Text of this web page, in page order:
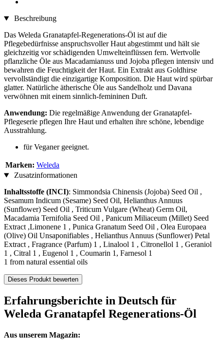
Beschreibung
Das Weleda Granatapfel-Regenerations-Öl ist auf die
Pflegebedürfnisse anspruchsvoller Haut abgestimmt und hält sie
gleichzeitig vor schädigenden Umwelteinflüssen fern. Wertvolle
pflanzliche Öle aus Macadamianuss und Jojoba pflegen intensiv und
bewahren die Feuchtigkeit der Haut. Ein Extrakt aus Goldhirse
vervollständigt die einzigartige Komposition. Die Haut wird spürbar
glatter. Natürliche ätherische Öle aus Sandelholz und Davana
verwöhnen mit einem sinnlich-femininen Duft.
Anwendung: Die regelmäßige Anwendung der Granatapfel-
Pflegeserie pflegen Ihre Haut und erhalten ihre schöne, lebendige
Ausstrahlung.
für Veganer geeignet.
Marken: Weleda
Zusatzinformationen
Inhaltsstoffe (INCI): Simmondsia Chinensis (Jojoba) Seed Oil ,
Sesamum Indicum (Sesame) Seed Oil, Helianthus Annuus
(Sunflower) Seed Oil , Triticum Vulgare (Wheat) Germ Oil,
Macadamia Ternifolia Seed Oil , Panicum Miliaceum (Millet) Seed
Extract ,Limonene 1 , Punica Granatum Seed Oil , Olea Europaea
(Olive) Oil Unsaponifiables , Helianthus Annuus (Sunflower) Petal
Extract , Fragrance (Parfum) 1 , Linalool 1 , Citronellol 1 , Geraniol
1 , Citral 1 , Eugenol 1 , Coumarin 1, Farnesol 1
1 from natural essential oils
Dieses Produkt bewerten
Erfahrungsberichte in Deutsch für
Weleda Granatapfel Regenerations-Öl
Aus unserem Magazin: